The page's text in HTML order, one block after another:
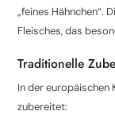
„feines Hähnchen“.
Fleisches, das
Traditionelle
In der europäischen
zubereitet: